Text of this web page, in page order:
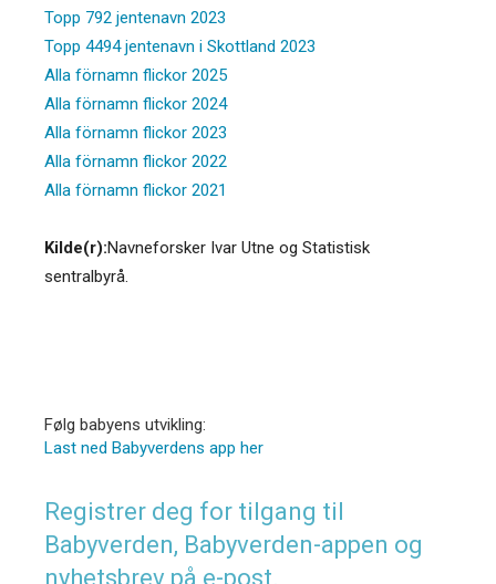
Topp 792 jentenavn 2023
Topp 4494 jentenavn i Skottland 2023
Alla förnamn flickor 2025
Alla förnamn flickor 2024
Alla förnamn flickor 2023
Alla förnamn flickor 2022
Alla förnamn flickor 2021
Kilde(r):Navneforsker Ivar Utne og Statistisk
sentralbyrå.
Følg babyens utvikling:
Last ned Babyverdens app her
Registrer deg for tilgang til
Babyverden, Babyverden-appen og
nyhetsbrev på e-post.